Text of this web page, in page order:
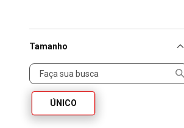
Tamanho
Tamanho
ÚNICO